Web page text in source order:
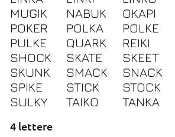
MUGIK
NABUK OKAPI
POKER
POLKA POLKE
PULKE
QUARK REIKI
SHOCK
SKATE SKEET
SKUNK
SMACK SNACK
SPIKE
STICK STOCK
SULKY
TAIKO TANKA
4 lettere